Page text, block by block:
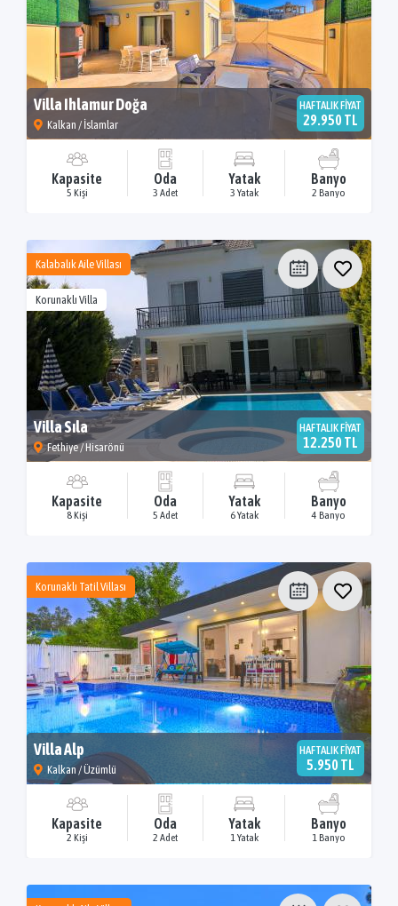
Villa Ihlamur Doğa
Kalkan / İslamlar
HAFTALIK FİYAT
29.950 TL
Kapasite
5 Kişi
Oda
3 Adet
Yatak
3 Yatak
Banyo
2 Banyo
Kalabalık Aile Villası
Korunaklı Villa
Villa Sıla
Fethiye / Hisarönü
HAFTALIK FİYAT
12.250 TL
Kapasite
8 Kişi
Oda
5 Adet
Yatak
6 Yatak
Banyo
4 Banyo
Korunaklı Tatil Villası
Villa Alp
Kalkan / Üzümlü
HAFTALIK FİYAT
5.950 TL
Kapasite
2 Kişi
Oda
2 Adet
Yatak
1 Yatak
Banyo
1 Banyo